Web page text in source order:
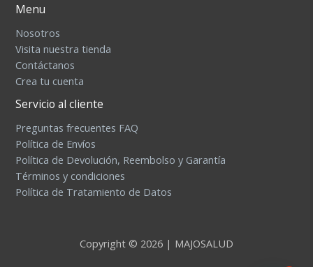
Menu
Nosotros
Visita nuestra tienda
Contáctanos
Crea tu cuenta
Servicio al cliente
Preguntas frecuentes FAQ
Política de Envíos
Política de Devolución, Reembolso y Garantía
Términos y condiciones
Política de Tratamiento de Datos
Copyright © 2026 | MAJOSALUD